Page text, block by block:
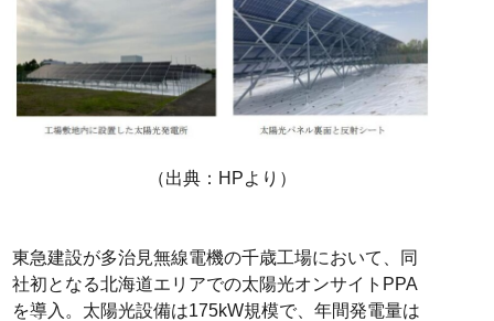
（出典：HPより）
東急建設が多治見無線電機の千歳工場において、同
社初となる北海道エリアでの太陽光オンサイトPPA
を導入。太陽光設備は175kW規模で、年間発電量は